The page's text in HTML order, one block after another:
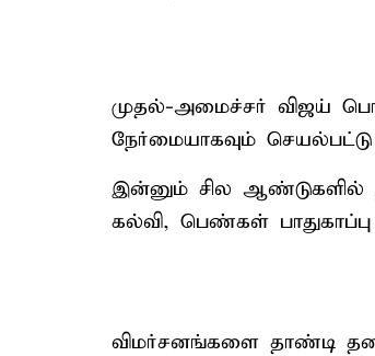
முதல்-அமைச்சர் விஜய்
நேர்மையாகவும்
இன்னும் சில ஆண்டுகளில்
கல்வி, பெண்கள்
விமர்சனங்களை தாண்டி